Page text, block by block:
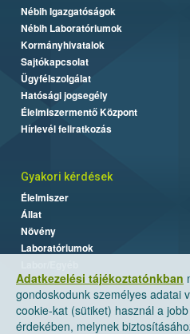
Adatkezelési tájékoztatónkban
gondoskodunk személyes adatai
cookie-kat (sütiket) használ a
érdekében, melynek
Nébih Igazgatóságok
Nébih Laboratóriumok
Kormányhivatalok
Sajtókapcsolat
Ügyfélszolgálat
Hatósági jogsegély
Élelmiszermentő Központ
Hírlevél feliratkozás
Gyakori kérdések
Élelmiszer
Állat
Növény
Laboratóriumok